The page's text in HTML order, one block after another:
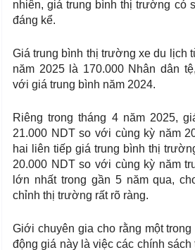
nhiên, giá trung bình thị trường có
đáng kể.
Giá trung bình thị trường xe du lịch
năm 2025 là 170.000 Nhân dân
với giá trung bình năm 2024.
Riêng trong tháng 4 năm 2025,
21.000 NDT so với cùng kỳ năm
hai liên tiếp giá trung bình thị
20.000 NDT so với cùng kỳ năm
lớn nhất trong gần 5 năm qua,
chỉnh thị trường rất rõ ràng.
Giới chuyên gia cho rằng một
động giá này là việc các chính